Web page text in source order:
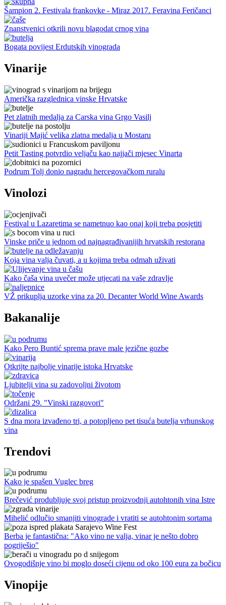
Šampion 2. Festivala frankovke - Miraz 2017. Feravina Feričanci
Znanstvenici otkrili novu blagodat crnog vina
Bogata povijest Erdutskih vinograda
Vinarije
Američka razglednica vinske Hrvatske
Pet zlatnih medalja za Carska vina Grgo Vasilj
Vinariji Majić velika zlatna medalja u Mostaru
Petit Tasting potvrdio veljaču kao najjači mjesec Vinarta
Podrum Tolj donio nagradu hercegovačkom ruralu
Vinolozi
Festival u Lazaretima se nametnuo kao onaj koji treba posjetiti
Vinske priče u jednom od najnagrađivanijih hrvatskih restorana
Koja vina valja čuvati, a u kojima treba odmah uživati
Kako čaša vina uvečer može utjecati na vaše zdravlje
VŽ prikuplja uzorke vina za 20. Decanter World Wine Awards
Bakanalije
Kako Pero Buntić sprema prave male jezične gozbe
Otkrijte najbolje vinarije istoka Hrvatske
Ljubitelji vina su zadovoljni životom
Održani 29. "Vinski razgovori"
S dna mora izvađeno tri, a potopljeno pet tisuća butelja vrhunskog
vina
Trendovi
Kako je spašen Vuglec breg
Brečević produbljuje svoj pristup proizvodnji autohtonih vina Istre
Mihelić odlučio smanjiti vinograde i vratiti se autohtonim sortama
Berba je fantastična: "Ako vino ne valja, vinar je nešto dobro
pogriješio"
Ovogodišnje vino bi moglo doseći cijenu od oko 100 eura za bočicu
Vinopije